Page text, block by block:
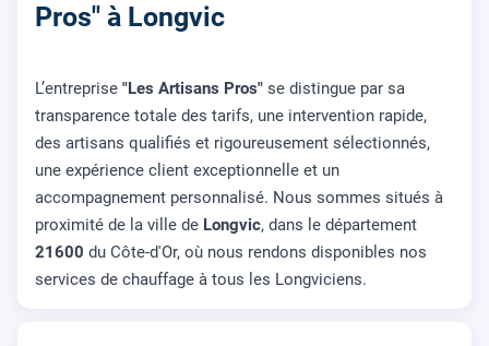
Pros" à Longvic
L’entreprise "Les Artisans Pros" se distingue par sa
transparence totale des tarifs, une intervention rapide,
des artisans qualifiés et rigoureusement sélectionnés,
une expérience client exceptionnelle et un
accompagnement personnalisé. Nous sommes situés à
proximité de la ville de Longvic, dans le département
21600 du Côte-d'Or, où nous rendons disponibles nos
services de chauffage à tous les Longviciens.